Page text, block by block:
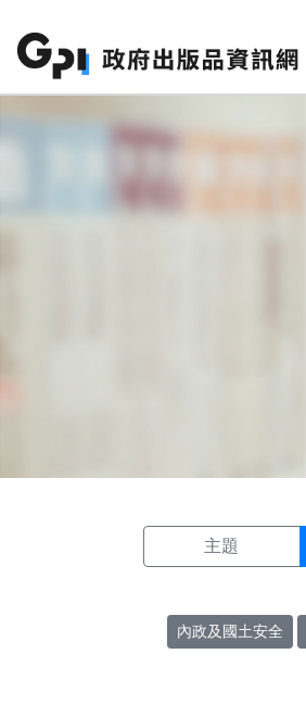
主題
內政及國土安全